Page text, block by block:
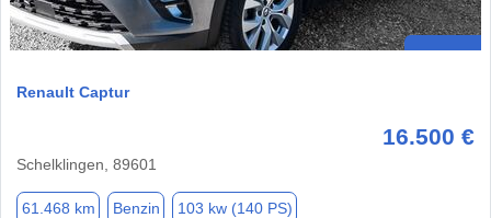
Renault Captur
16.500 €
Schelklingen, 89601
61.468 km Benzin 103 kw (140 PS)